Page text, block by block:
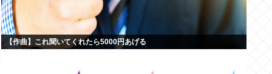
【作曲】これ聞いてくれたら5000円あげる